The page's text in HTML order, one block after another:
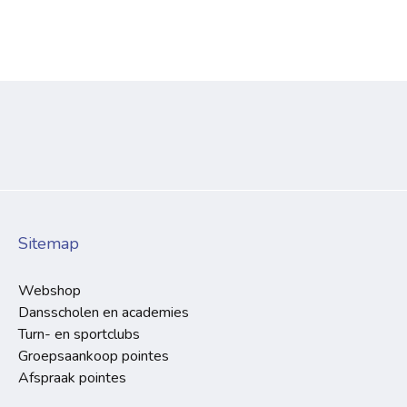
Sitemap
Webshop
Dansscholen en academies
Turn- en sportclubs
Groepsaankoop pointes
Afspraak pointes